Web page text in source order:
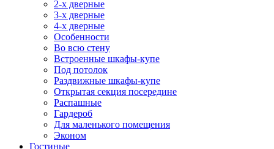
2-х дверные
3-х дверные
4-х дверные
Особенности
Во всю стену
Встроенные шкафы-купе
Под потолок
Раздвижные шкафы-купе
Открытая секция посередине
Распашные
Гардероб
Для маленького помещения
Эконом
Гостиные